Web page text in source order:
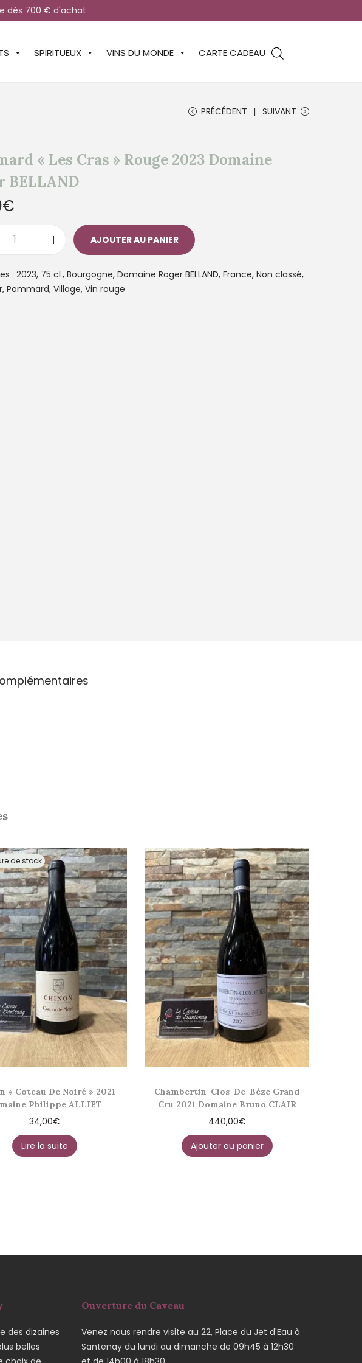
dès 700 € d'achat
SPIRITUEUX VINS DU MONDE CARTE CADEAU
PRÉCÉDENT SUIVANT
« Les Cras » Rouge 2023 Domaine
BELLAND
€
AJOUTER AU PANIER
: 2023, 75 cL, Bourgogne, Domaine Roger BELLAND, France, Non classé,
, Pommard, Village, Vin rouge
de stock
« Coteau De Noiré » 2021
Philippe ALLIET
34,00€
Lire la suite
Chambertin-Clos-De-Bèze Grand
Cru 2021 Domaine Bruno CLAIR
440,00€
Ajouter au panier
des dizaines
belles
Ouverture du Caveau
Venez nous rendre visite au 22, Place du Jet d'Eau à
Santenay du lundi au dimanche de 09h45 à 12h30